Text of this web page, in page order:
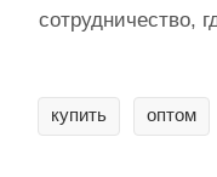
сотрудничество,
купить оптом